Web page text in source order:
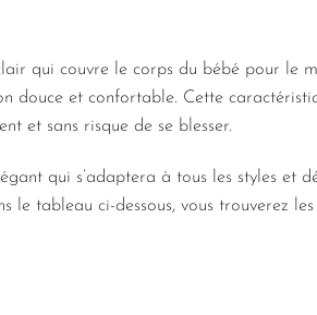
qui couvre le corps du bébé pour le
douce et confortable. Cette
et sans risque de se blesser.
qui s’adaptera à tous les styles et
le tableau ci-dessous, vous trouverez